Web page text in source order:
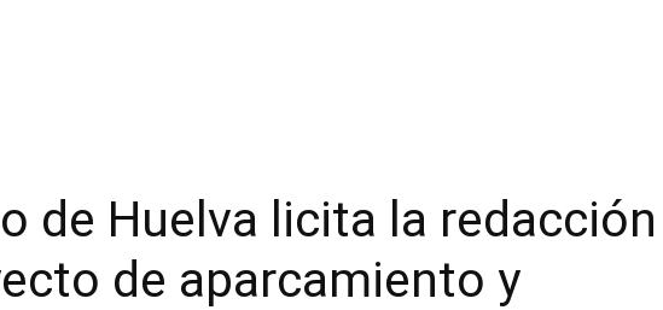
de Huelva licita la redacción
de aparcamiento y